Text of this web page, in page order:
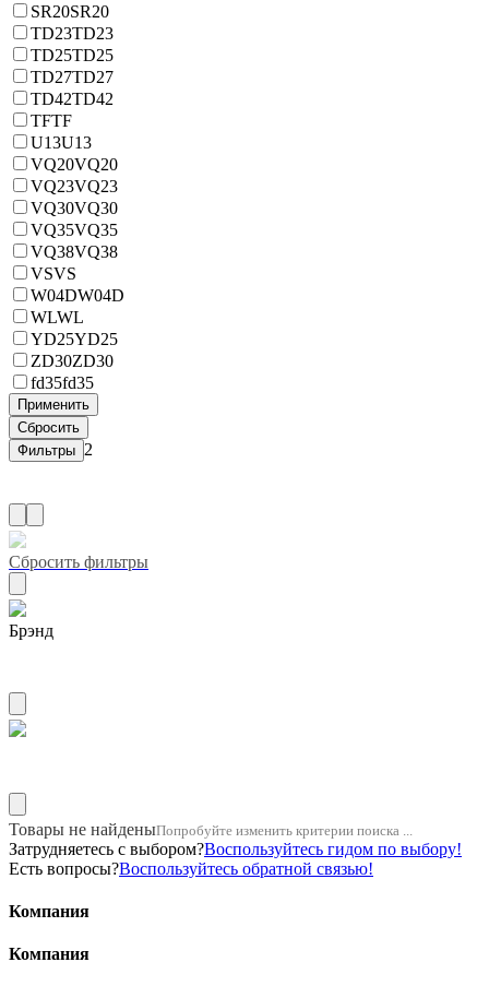
SR20SR20
TD23TD23
TD25TD25
TD27TD27
TD42TD42
TFTF
U13U13
VQ20VQ20
VQ23VQ23
VQ30VQ30
VQ35VQ35
VQ38VQ38
VSVS
W04DW04D
WLWL
YD25YD25
ZD30ZD30
fd35fd35
2
Сбросить фильтры
Брэнд
Товары не найденыПопробуйте изменить критерии поиска ...
Затрудняетесь с выбором?Воспользуйтесь гидом по выбору!
Есть вопросы?Воспользуйтесь обратной связью!
Компания
Компания